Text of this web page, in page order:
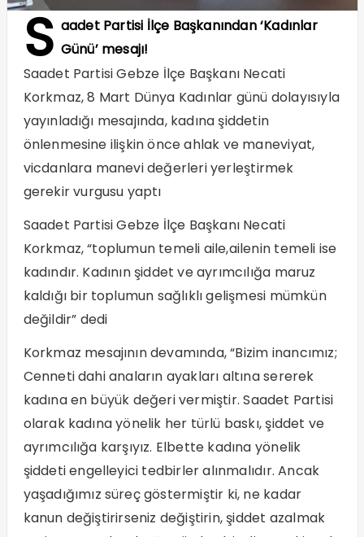
S aadet Partisi İlçe Başkanından ‘Kadınlar
Günü’ mesajı!
Saadet Partisi Gebze İlçe Başkanı Necati
Korkmaz, 8 Mart Dünya Kadınlar günü dolayısıyla
yayınladığı mesajında, kadına şiddetin
önlenmesine ilişkin önce ahlak ve maneviyat,
vicdanlara manevi değerleri yerleştirmek
gerekir vurgusu yaptı
Saadet Partisi Gebze İlçe Başkanı Necati
Korkmaz, “toplumun temeli aile,ailenin temeli ise
kadındır. Kadının şiddet ve ayrımcılığa maruz
kaldığı bir toplumun sağlıklı gelişmesi mümkün
değildir” dedi
Korkmaz mesajının devamında, “Bizim inancımız;
Cenneti dahi anaların ayakları altına sererek
kadına en büyük değeri vermiştir. Saadet Partisi
olarak kadına yönelik her türlü baskı, şiddet ve
ayrımcılığa karşıyız. Elbette kadına yönelik
şiddeti engelleyici tedbirler alınmalıdır. Ancak
yaşadığımız süreç göstermiştir ki, ne kadar
kanun değiştirirseniz değiştirin, şiddet azalmak